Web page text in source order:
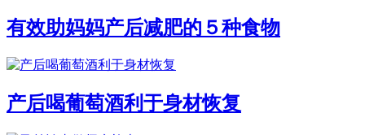
有效助妈妈产后减肥的５种食物
产后喝葡萄酒利于身材恢复